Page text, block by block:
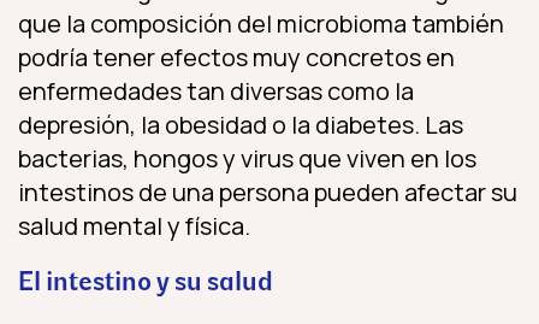
que la composición del microbioma también
podría tener efectos muy concretos en
enfermedades tan diversas como la
depresión, la obesidad o la diabetes. Las
bacterias, hongos y virus que viven en los
intestinos de una persona pueden afectar su
salud mental y física.
El intestino y su salud